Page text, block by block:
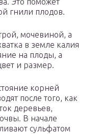
гнили плодов.
мочевиной, а
в земле калия
на плоды, а
и размер.
корней
после того, как
деревьев,
В начале
сульфатом